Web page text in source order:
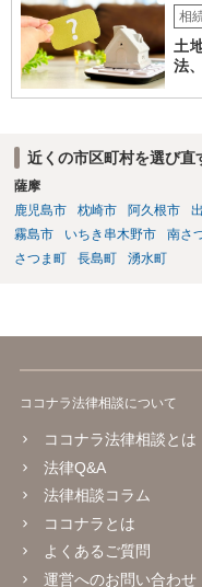
相
土
法
近くの市区町村を選び直
薩摩
鹿児島市
枕崎市 阿久根市
霧島市
いちき串木野市 南さ
さつま町
長島町 湧水町
ココナラ法律相談について
ココナラ法律相談とは
法律Q&A
法律相談コラム
ココナラとは
よくあるご質問
運営へのお問い合わせ